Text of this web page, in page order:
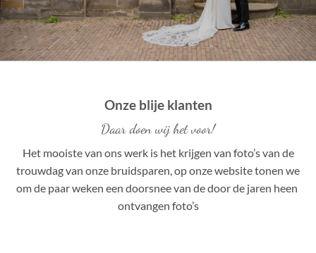
Onze blije klanten
Daar doen wij het voor!
Het mooiste van ons werk is het krijgen van foto’s van de
trouwdag van onze bruidsparen, op onze website tonen we
om de paar weken een doorsnee van de door de jaren heen
ontvangen foto’s